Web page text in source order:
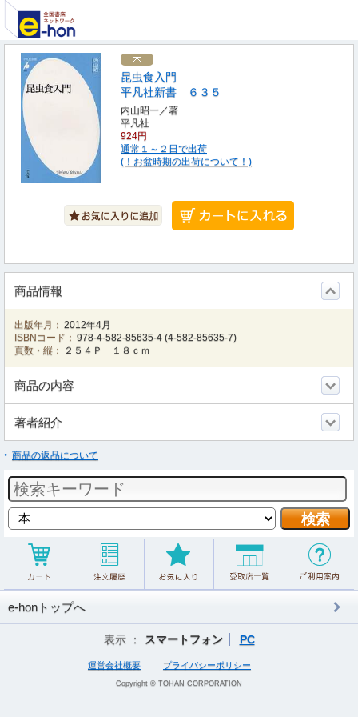
昆虫食入門
平凡社新書 ６３５
内山昭一／著
平凡社
924円
通常１～２日で出荷
(！お盆時期の出荷について！)
商品情報
出版年月： 2012年4月
ISBNコード： 978-4-582-85635-4 (4-582-85635-7)
頁数・縦：
２５４Ｐ １８ｃｍ
商品の内容
著者紹介
商品の返品について
e-honトップへ
表示 ： スマートフォン PC
運営会社概要 プライバシーポリシー
Copyright © TOHAN CORPORATION